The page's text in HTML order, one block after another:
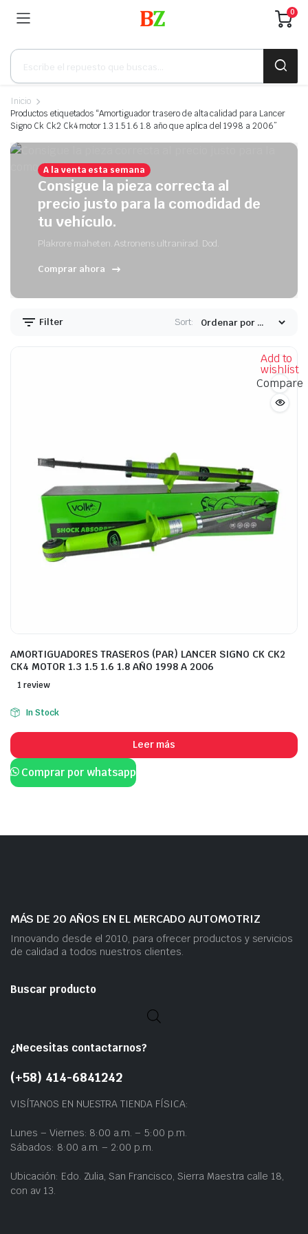
0
Búsqueda
productos
Inicio
Productos etiquetados “Amortiguador trasero de alta calidad para Lancer
Signo Ck Ck2 Ck4 motor 1.3 1.5 1.6 1.8 año que aplica del 1998 a 2006”
A la venta esta semana
Consigue la pieza correcta al
precio justo para la comodidad de
tu vehículo.
Plakrore maheten. Astronens ultranirad. Dod.
Comprar ahora
Filter Sort:
Add to
wishlist
Compare
AMORTIGUADORES TRASEROS (PAR) LANCER SIGNO CK CK2
CK4 MOTOR 1.3 1.5 1.6 1.8 AÑO 1998 A 2006
1 review
In Stock
Leer más
Comprar por whatsapp
MÁS DE 20 AÑOS EN EL MERCADO AUTOMOTRIZ
Innovando desde el 2010, para ofrecer productos y servicios
de calidad a todos nuestros clientes.
Buscar producto
¿Necesitas contactarnos?
(+58) 414-6841242
VISÍTANOS EN NUESTRA TIENDA FÍSICA:
Lunes – Viernes: 8:00 a.m. – 5:00 p.m.
Sábados: 8:00 a.m. – 2:00 p.m.
Ubicación: Edo. Zulia, San Francisco, Sierra Maestra calle 18,
con av 13.